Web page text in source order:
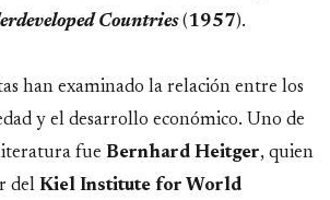
Countries(1957).
han examinado la relación entre los
y el desarrollo económico. Uno de
fue Bernhard Heitger, quien
del Kiel Institute for World